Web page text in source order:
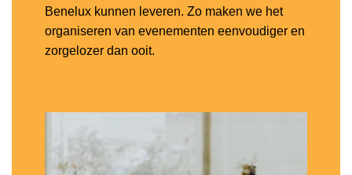
Benelux kunnen leveren. Zo maken we het
organiseren van evenementen eenvoudiger en
zorgelozer dan ooit.